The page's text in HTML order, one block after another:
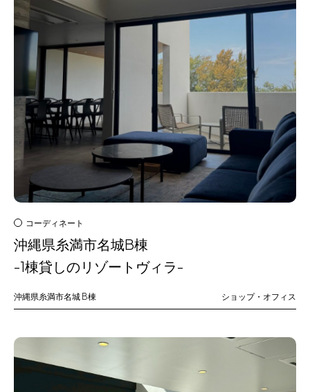
コーディネート
沖縄県糸満市名城B棟
-1棟貸しのリゾートヴィラ-
沖縄県糸満市名城 B棟 ショップ・オフィス